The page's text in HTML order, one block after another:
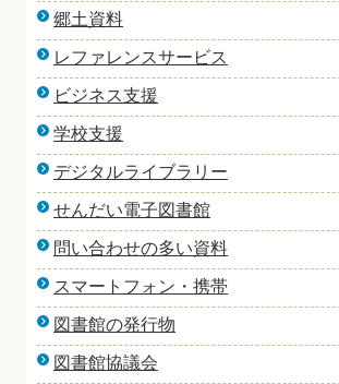
郷土資料
レファレンスサービス
ビジネス支援
学校支援
デジタルライブラリー
せんだい電子図書館
問い合わせの多い資料
スマートフォン・携帯
図書館の発行物
図書館協議会